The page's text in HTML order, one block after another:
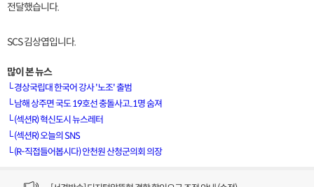
전달했습니다.
SCS 김상엽입니다.
많이 본 뉴스
└경상국립대 한국어 강사 '노조' 출범
└남해 상주면 국도 19호선 충돌사고..1명 숨져
└(섹션R) 혁신도시 뉴스레터
└(섹션R) 오늘의 SNS
└(R-직접들어봅시다) 안천원 산청군의회 의장
[서경방송] 일부 채널편성 변경 안내의 건 (7/22)